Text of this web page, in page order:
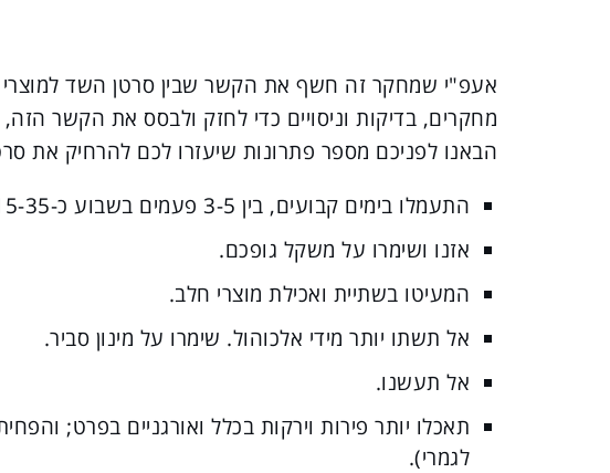
אעפ"י שמחקר זה חשף את הקשר שבין סרטן השד למוצרי
מחקרים, בדיקות וניסויים כדי לחזק ולבסס את הקשר
הבאנו לפניכם מספר פתרונות שיעזרו לכם להרחיק את
התעמלו בימים קבועים, בין 3-5 פעמים בשבוע כ-15-35 דק' כל פעם.
אזנו ושימרו על משקל גופכם.
המעיטו בשתיית ואכילת מוצרי חלב.
אל תשתו יותר מידי אלכוהול. שימרו על מינון סביר.
אל תעשנו.
תאכלו יותר פירות וירקות בכלל ואורגניים בפרט;
לגמרי).